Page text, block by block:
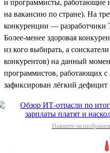
и программисты, работающие
на вакансию по стране). На
конкуренции — разработчики
Более-менее здоровая
из кого выбирать, а
конкурентов) на данный
программистов, работающих с
зафиксирован лёгкий дефицит
Нажмите на